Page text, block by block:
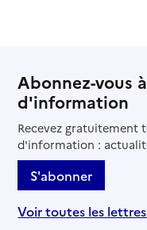
Abonnez-vous
d'information
Recevez gratuitement
d'information :
S'abonner
Voir toutes les